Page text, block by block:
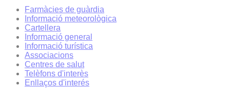
Farmàcies de guàrdia
Informació meteorològica
Cartellera
Informació general
Informació turística
Associacions
Centres de salut
Telèfons d'interès
Enllaços d'interés